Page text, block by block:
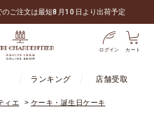
のご注文は最短8 月 10 日より出荷予定
ログイン カート
ランキング 店舗受取
ィエ > ケーキ・誕生日ケーキ